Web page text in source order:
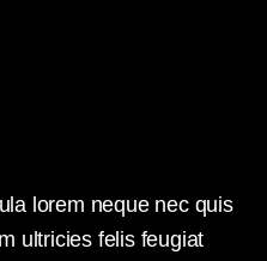
lorem neque nec quis
ultricies felis feugiat